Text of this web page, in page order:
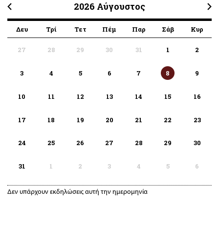
2026 Αύγουστος
Δευ Τρί Τετ Πέμ Παρ Σάβ Κυρ
27 28 29 30 31 1 2
3 4 5 6 7 8 9
10 11 12 13 14 15 16
17 18 19 20 21 22 23
24 25 26 27 28 29 30
31 1 2 3 4 5 6